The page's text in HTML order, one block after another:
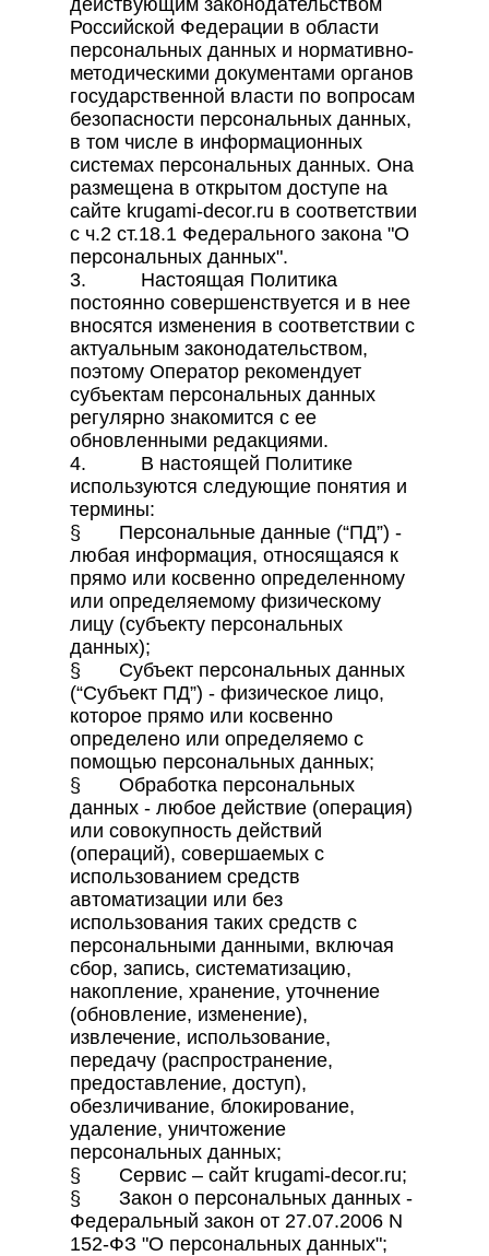
действующим законодательством
Российской Федерации в области
персональных данных и нормативно-
методическими документами органов
государственной власти по вопросам
безопасности персональных данных,
в том числе в информационных
системах персональных данных. Она
размещена в открытом доступе на
сайте krugami-decor.ru в соответствии
с ч.2 ст.18.1 Федерального закона "О
персональных данных".
3. Настоящая Политика
постоянно совершенствуется и в нее
вносятся изменения в соответствии с
актуальным законодательством,
поэтому Оператор рекомендует
субъектам персональных данных
регулярно знакомится с ее
обновленными редакциями.
4. В настоящей Политике
используются следующие понятия и
термины:
§ Персональные данные (“ПД”) -
любая информация, относящаяся к
прямо или косвенно определенному
или определяемому физическому
лицу (субъекту персональных
данных);
§ Субъект персональных данных
(“Субъект ПД”) - физическое лицо,
которое прямо или косвенно
определено или определяемо с
помощью персональных данных;
§ Обработка персональных
данных - любое действие (операция)
или совокупность действий
(операций), совершаемых с
использованием средств
автоматизации или без
использования таких средств с
персональными данными, включая
сбор, запись, систематизацию,
накопление, хранение, уточнение
(обновление, изменение),
извлечение, использование,
передачу (распространение,
предоставление, доступ),
обезличивание, блокирование,
удаление, уничтожение
персональных данных;
§ Сервис – сайт krugami-decor.ru;
§ Закон о персональных данных -
Федеральный закон от 27.07.2006 N
152-ФЗ "О персональных данных";